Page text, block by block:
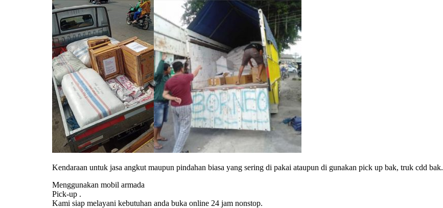
Kendaraan untuk jasa angkut maupun pindahan biasa yang sering di pakai ataupun di gunakan pick up bak, truk cdd bak.
Menggunakan mobil armada
Pick-up .
Kami siap melayani kebutuhan anda buka online 24 jam nonstop.